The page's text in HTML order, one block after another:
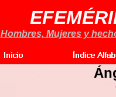
Hombres, Mujeres y